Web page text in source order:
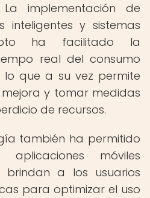
implementación de
inteligentes y sistemas
ha facilitado la
real del consumo
que a su vez permite
y tomar medidas
de recursos.
también ha permitido
móviles
brindan a los usuarios
para optimizar el uso